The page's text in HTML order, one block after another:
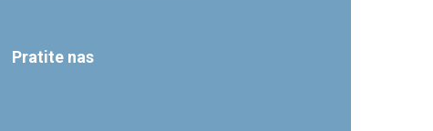
Pratite nas